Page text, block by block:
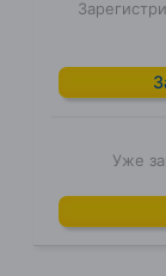
Уже